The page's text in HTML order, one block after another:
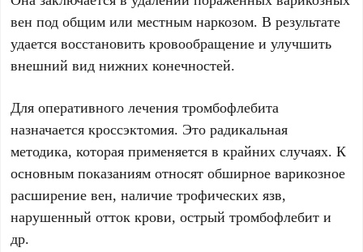
вен под общим или местным наркозом. В результате
удается восстановить кровообращение и улучшить
внешний вид нижних конечностей.
Для оперативного лечения тромбофлебита
назначается кроссэктомия. Это радикальная
методика, которая применяется в крайних случаях. К
основным показаниям относят обширное варикозное
расширение вен, наличие трофических язв,
нарушенный отток крови, острый тромбофлебит и
др.